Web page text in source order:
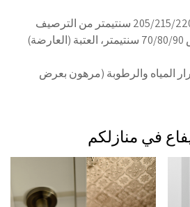
205/215/220/240 سنتيمتر من الترصيف
النهائي (البلاط)، عرض 70/80/90 سنتيمتر، العتبة (العارضة)
المياه والرطوبة (مرهون بعرض